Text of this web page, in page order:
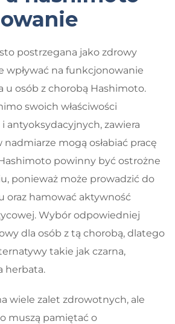
postrzegana jako zdrowy
wpływać na funkcjonowanie
u osób z chorobą Hashimoto.
swoich właściwości
antyoksydacyjnych, zawiera
mogą osłabiać pracę
powinny być ostrożne
ponieważ może prowadzić do
oraz hamować aktywność
Wybór odpowiedniej
dla osób z tą chorobą, dlatego
takie jak czarna,
herbata.
wiele zalet zdrowotnych, ale
muszą pamiętać o